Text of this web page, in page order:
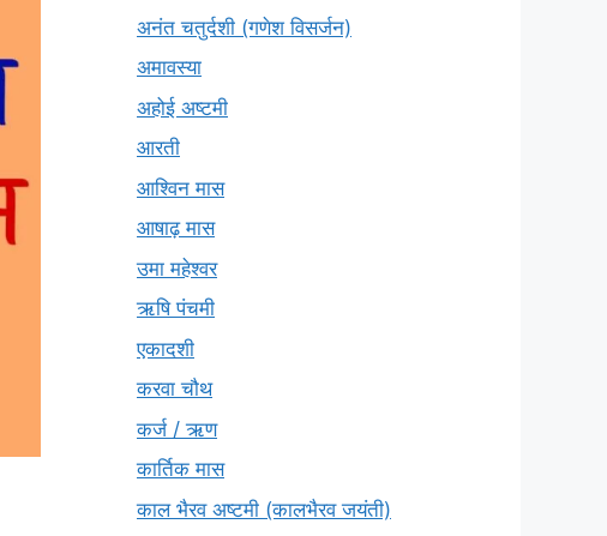
अनंत चतुर्दशी (गणेश विसर्जन)
अमावस्या
अहोई अष्टमी
आरती
आश्विन मास
आषाढ़ मास
उमा महेश्वर
ऋषि पंचमी
एकादशी
करवा चौथ
कर्ज / ऋण
कार्तिक मास
काल भैरव अष्टमी (कालभैरव जयंती)